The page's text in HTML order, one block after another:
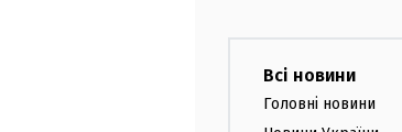
Всі новини
Головні новини